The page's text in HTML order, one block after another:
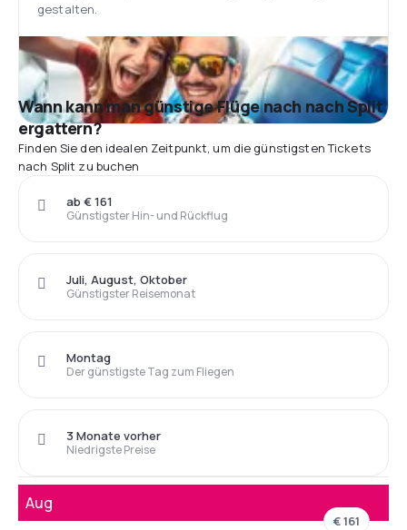
gestalten.
Wann kann man günstige Flüge nach nach Split
ergattern?
Finden Sie den idealen Zeitpunkt, um die günstigsten Tickets
nach Split zu buchen
Günstigster Hin- und Rückflug
ab € 161
Günstigster Reisemonat
Juli, August, Oktober
Der günstigste Tag zum Fliegen
Montag
Niedrigste Preise
3 Monate vorher
Aug
€ 161